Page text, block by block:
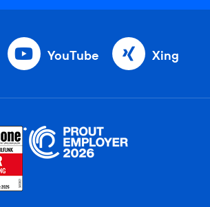
YouTube Xing